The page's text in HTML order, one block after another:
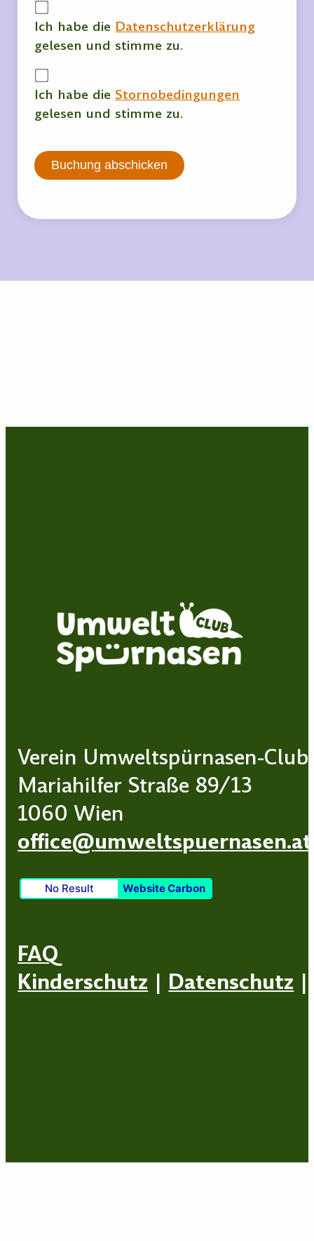
Ich habe die Datenschutzerklärung
gelesen und stimme zu.
Ich habe die Stornobedingungen
gelesen und stimme zu.
Buchung abschicken
Verein Umweltspürnasen-Club
Mariahilfer Straße 89/13
1060 Wien
office@umweltspuernasen.at
No Result Website Carbon
FAQ
Kinderschutz | Datenschutz |